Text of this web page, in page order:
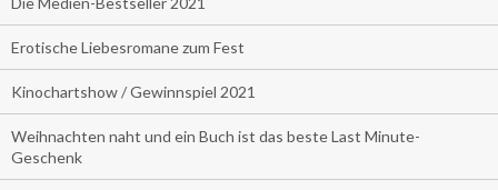
Erotische Liebesromane zum Fest
Kinochartshow / Gewinnspiel 2021
Weihnachten naht und ein Buch ist das beste Last Minute-
Geschenk